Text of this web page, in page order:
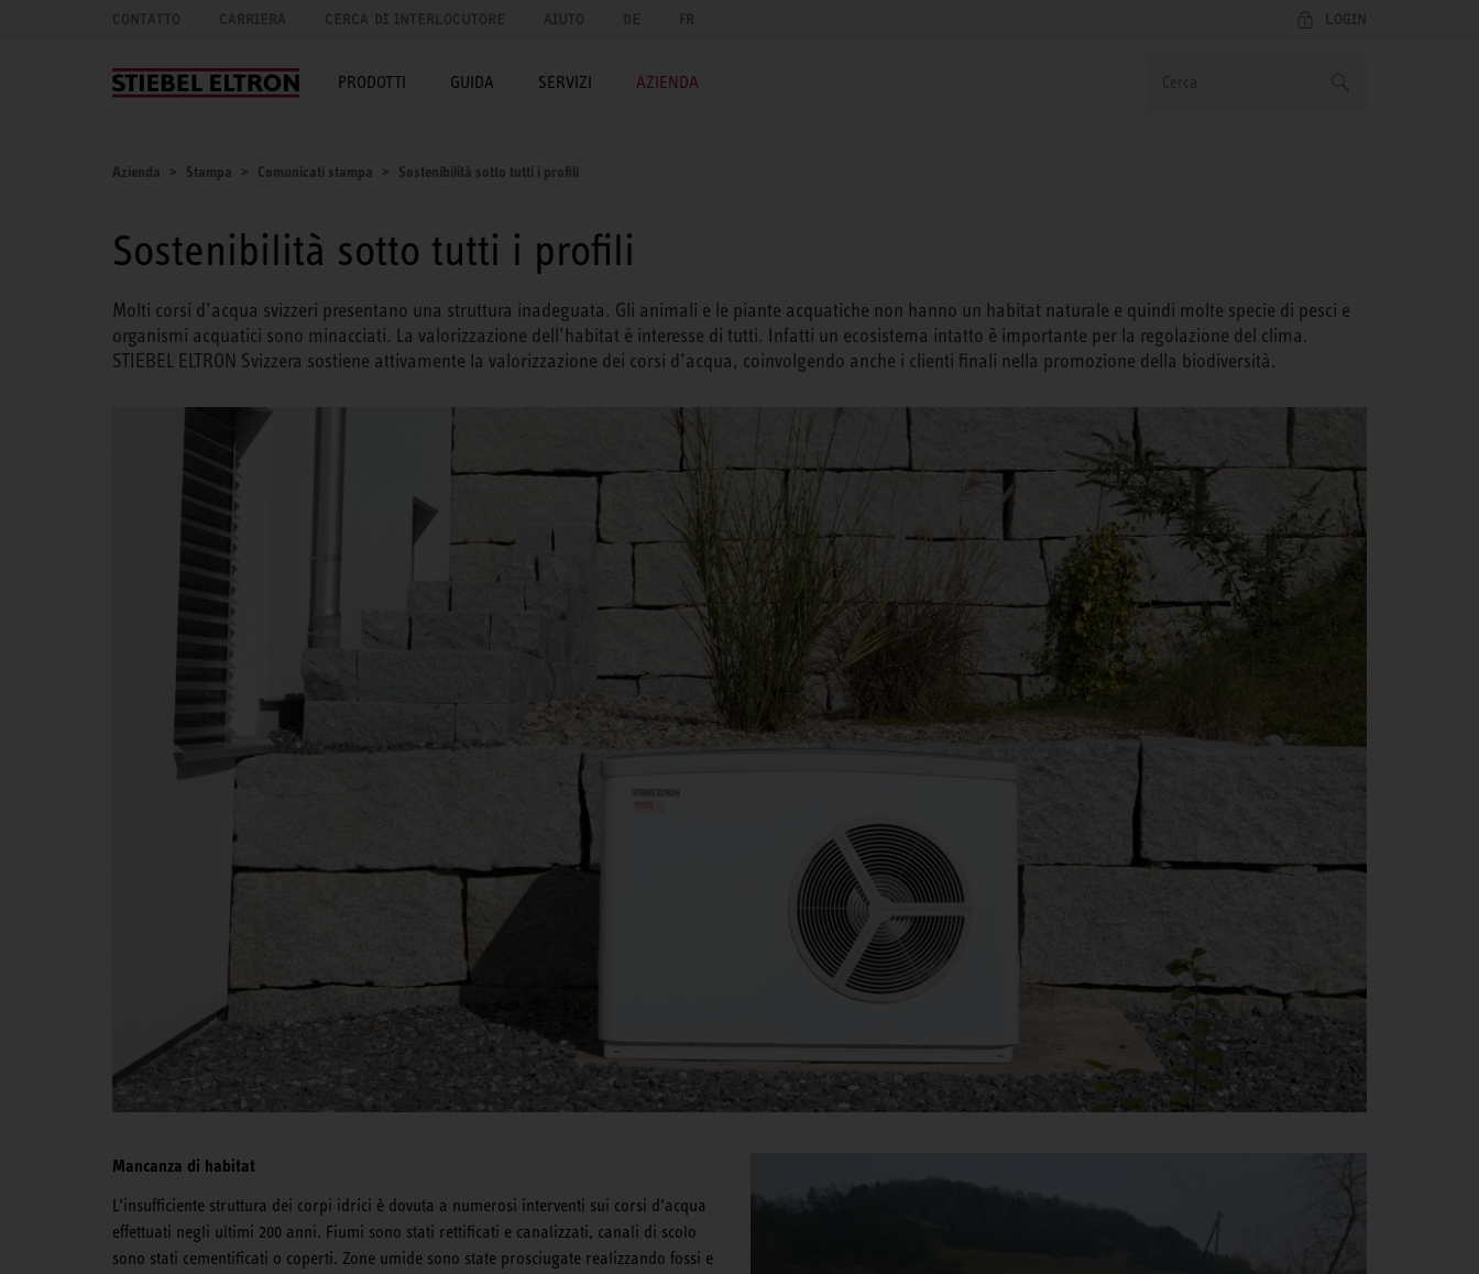
CONTATTO CARRIERA CERCA DI INTERLOCUTORE AIUTO DE FR LOGIN
PRODOTTI GUIDA SERVIZI AZIENDA
Azienda Stampa Comunicati stampa Sostenibilità sotto tutti i profili
Sostenibilità sotto tutti i profili
Molti corsi d’acqua svizzeri presentano una struttura inadeguata. Gli animali e le piante acquatiche non hanno un habitat naturale e quindi molte specie di pesci e
organismi acquatici sono minacciati. La valorizzazione dell’habitat è interesse di tutti. Infatti un ecosistema intatto è importante per la regolazione del clima.
STIEBEL ELTRON Svizzera sostiene attivamente la valorizzazione dei corsi d’acqua, coinvolgendo anche i clienti finali nella promozione della biodiversità.
Mancanza di habitat
L’insufficiente struttura dei corpi idrici è dovuta a numerosi interventi sui corsi d’acqua
effettuati negli ultimi 200 anni. Fiumi sono stati rettificati e canalizzati, canali di scolo
sono stati cementificati o coperti. Zone umide sono state prosciugate realizzando fossi e